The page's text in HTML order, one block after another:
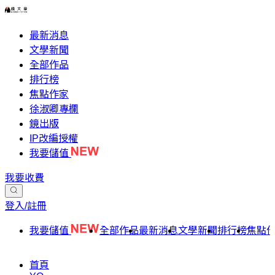
最新消息
文學新聞
全部作品
排行榜
焦點作家
徐淑卿專欄
鏡出版
IP改編授權
我要儲值
我要收費
登入/註冊
我要儲值 全部作品最新消息文學新聞排行榜焦點
首頁